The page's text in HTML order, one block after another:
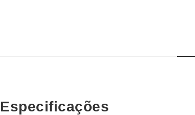
Especificações